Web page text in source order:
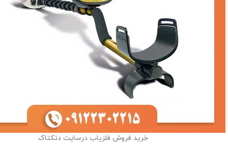
خرید فروش فلزیاب درسایت دتکتاک